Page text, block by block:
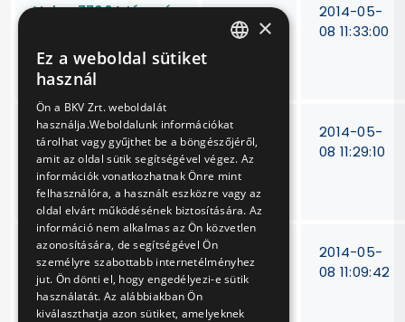
Volvo 7700A típusú
fagyálló folyadékok
beszerzése
V-
230/13
2014-05-
08 11:33:00
Gumikerekes
járművek
lengéscsillapítóinak
javítása
V-311/13
2014-05-
08 11:29:10
Gumikerekes
járművekhez
ékszíjtárcsák
beszerzése
10/2013
2014-05-
08 11:09:42
×
Ez a weboldal sütiket
használ
Ön a BKV Zrt. weboldalát
használja.Weboldalunk információkat
tárolhat vagy gyűjthet be a böngészőjéről,
amit az oldal sütik segítségével végez. Az
információk vonatkozhatnak Önre mint
felhasználóra, a használt eszközre vagy az
oldal elvárt működésének biztosítására. Az
információ nem alkalmas az Ön közvetlen
azonosítására, de segítségével Ön
személyre szabottabb internetélményhez
jut. Ön dönti el, hogy engedélyezi-e sütik
használatát. Az alábbiakban Ön
kiválaszthatja azon sütiket, amelyeknek